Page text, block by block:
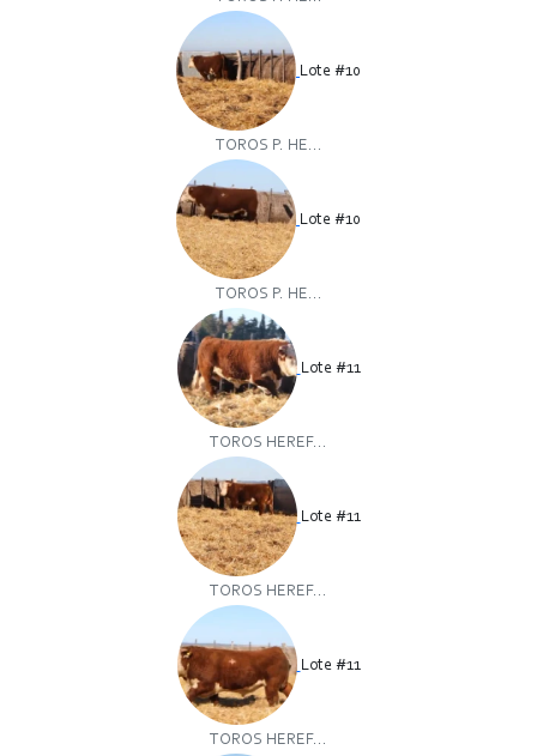
Lote #10
TOROS P. HE...
Lote #10
TOROS P. HE...
Lote #11
TOROS HEREF...
Lote #11
TOROS HEREF...
Lote #11
TOROS HEREF...